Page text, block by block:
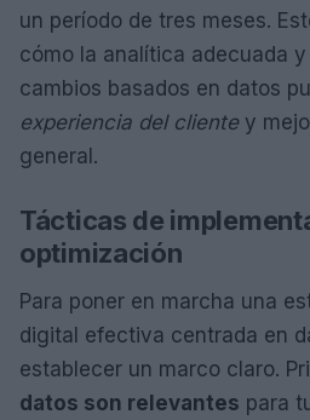
un período de tres meses.
cómo la analítica adecuada
cambios basados en datos
experiencia del clientey
general.
Tácticas de
optimización
Para poner en marcha una
digital efectiva centrada en
establecer un marco claro.
datos son relevantes para